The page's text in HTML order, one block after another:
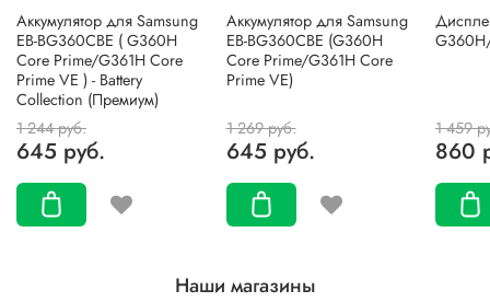
Аккумулятор для Samsung
EB-BG360CBE ( G360H
Core Prime/G361H Core
Prime VE ) - Battery
Collection (Премиум)
1 244 руб.
645 руб.
Аккумулятор для Samsung
EB-BG360CBE (G360H
Core Prime/G361H Core
Prime VE)
1 269 руб.
645 руб.
1 459
860
Наши магазины